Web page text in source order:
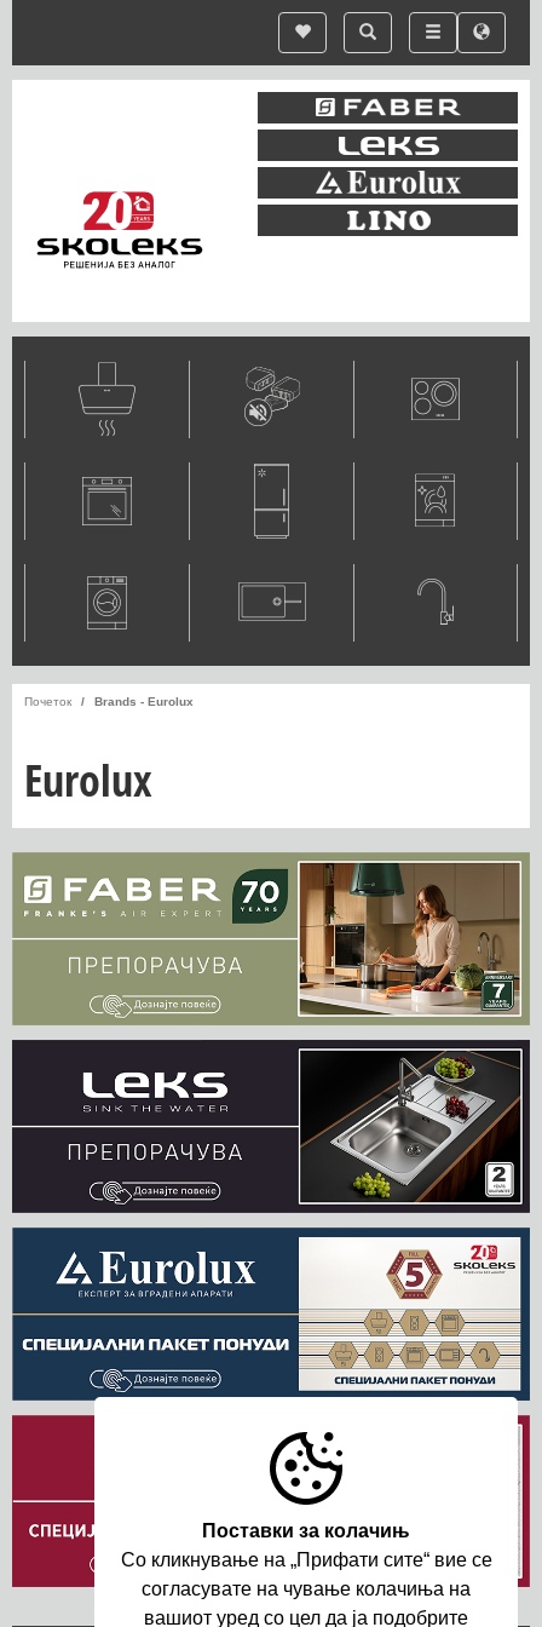
Поставки за колачињ
Со кликнување на „Прифати сите“ вие се
согласувате на чување колачиња на
вашиот уред со цел да ja подобрите
Почеток Brands - Eurolux
Eurolux